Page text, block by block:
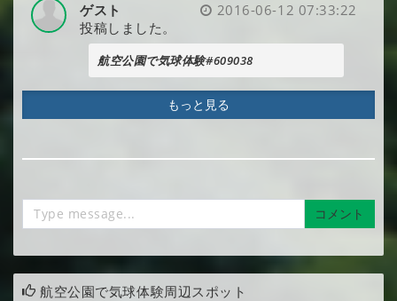
2016-06-12 07:33:22
ゲスト
投稿しました。
航空公園で気球体験#609038
もっと見る
コメント
航空公園で気球体験周辺スポット